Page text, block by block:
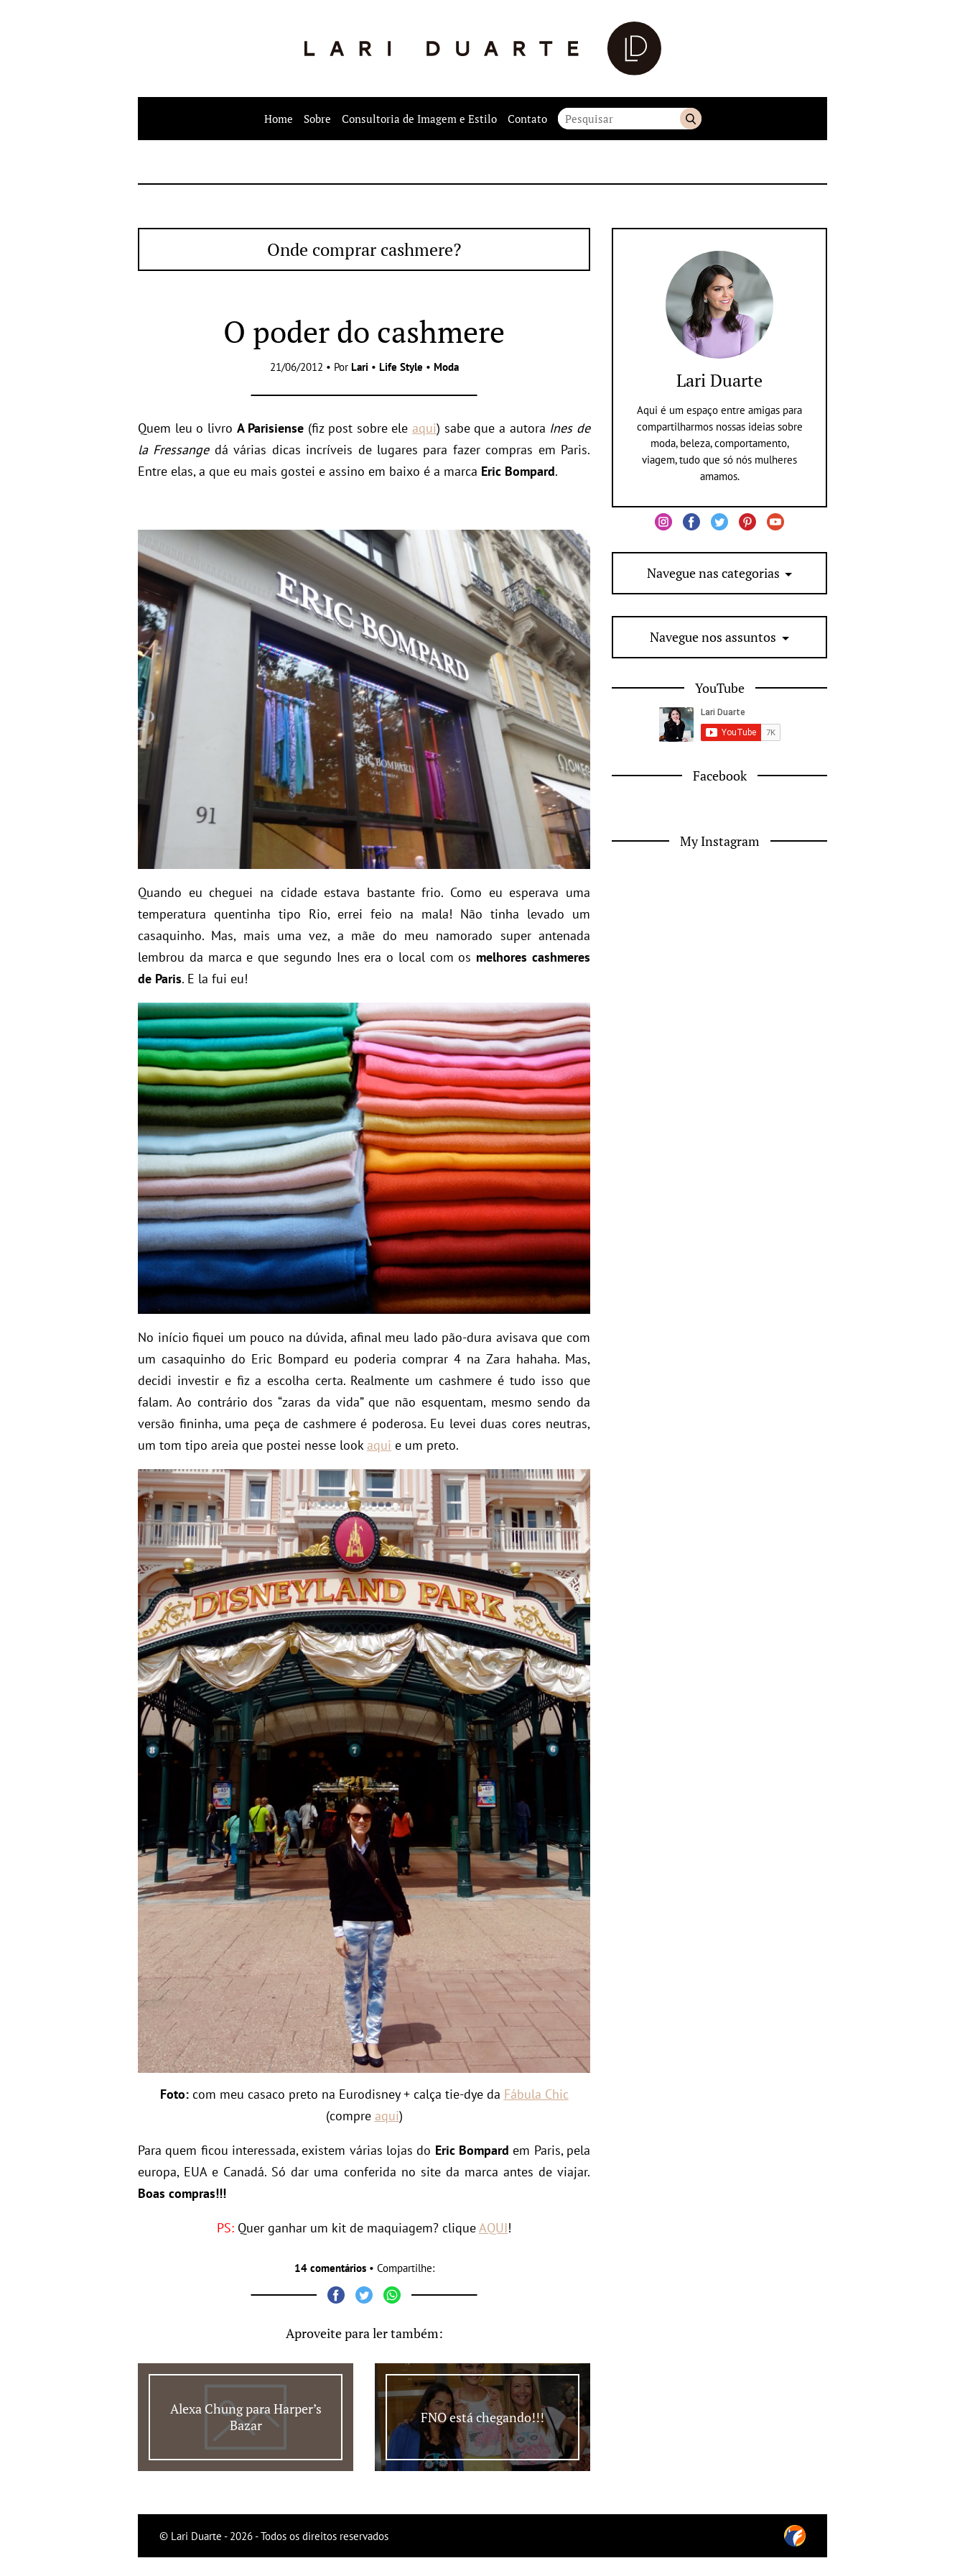
Home Sobre Consultoria de Imagem e Estilo Contato
Onde comprar cashmere?
O poder do cashmere
21/06/2012 • Por Lari • Life Style • Moda
Quem leu o livro A Parisiense (fiz post sobre ele aqui) sabe que a autora Ines de
la Fressangedá várias dicas incríveis de lugares para fazer compras em Paris.
Entre elas, a que eu mais gostei e assino em baixo é a marca Eric Bompard.
Quando eu cheguei na cidade estava bastante frio. Como eu esperava uma
temperatura quentinha tipo Rio, errei feio na mala! Não tinha levado um
casaquinho. Mas, mais uma vez, a mãe do meu namorado super antenada
lembrou da marca e que segundo Ines era o local com os melhores cashmeres
de Paris. E la fui eu!
No início fiquei um pouco na dúvida, afinal meu lado pão-dura avisava que com
um casaquinho do Eric Bompard eu poderia comprar 4 na Zara hahaha. Mas,
decidi investir e fiz a escolha certa. Realmente um cashmere é tudo isso que
falam. Ao contrário dos “zaras da vida” que não esquentam, mesmo sendo da
versão fininha, uma peça de cashmere é poderosa. Eu levei duas cores neutras,
um tom tipo areia que postei nesse lookaqui e um preto.
Foto:com meu casaco preto na Eurodisney + calça tie-dye da Fábula Chic
(compre aqui)
Para quem ficou interessada, existem várias lojas do Eric Bompard em Paris, pela
europa, EUA e Canadá. Só dar uma conferida no site da marca antes de viajar.
Boas compras!!!
PS: Quer ganhar um kit de maquiagem? cliqueAQUI!
14 comentários• Compartilhe:
Aproveite para ler também:
Alexa Chung para Harper’s
Bazar
FNO está chegando!!!
Lari Duarte
Aqui é um espaço entre amigas para
compartilharmos nossas ideias sobre
moda, beleza, comportamento,
viagem, tudo que só nós mulheres
amamos.
Navegue nas categorias
Navegue nos assuntos
YouTube
Facebook
My Instagram
© Lari Duarte - 2026 - Todos os direitos reservados